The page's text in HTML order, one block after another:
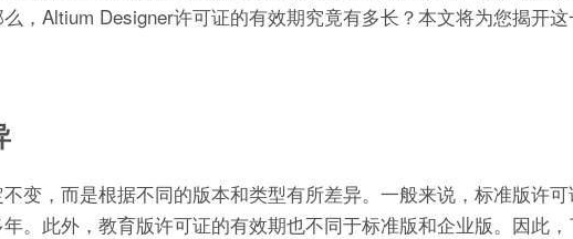
，Altium Designer许可证的有效期究竟有多长？本文将为您揭开
变，而是根据不同的版本和类型有所差异。一般来说，标准版许
。此外，教育版许可证的有效期也不同于标准版和企业版。因此